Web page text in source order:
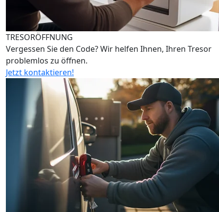
TRESORÖFFNUNG
Vergessen Sie den Code? Wir helfen Ihnen, Ihren Tresor
problemlos zu öffnen.
Jetzt kontaktieren!